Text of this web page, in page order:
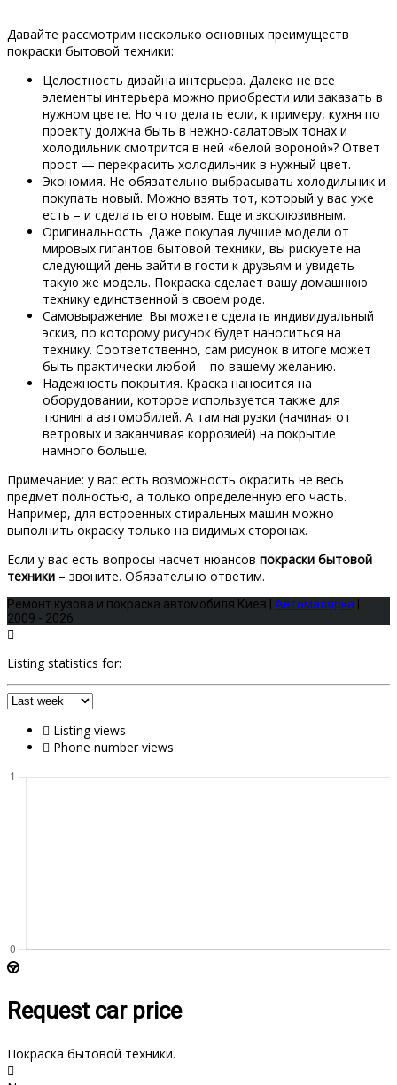
Давайте рассмотрим несколько основных преимуществ
покраски бытовой техники:
Целостность дизайна интерьера. Далеко не все
элементы интерьера можно приобрести или заказать в
нужном цвете. Но что делать если, к примеру, кухня по
проекту должна быть в нежно-салатовых тонах и
холодильник смотрится в ней «белой вороной»? Ответ
прост — перекрасить холодильник в нужный цвет.
Экономия. Не обязательно выбрасывать холодильник и
покупать новый. Можно взять тот, который у вас уже
есть – и сделать его новым. Еще и эксклюзивным.
Оригинальность. Даже покупая лучшие модели от
мировых гигантов бытовой техники, вы рискуете на
следующий день зайти в гости к друзьям и увидеть
такую же модель. Покраска сделает вашу домашнюю
технику единственной в своем роде.
Самовыражение. Вы можете сделать индивидуальный
эскиз, по которому рисунок будет наноситься на
технику. Соответственно, сам рисунок в итоге может
быть практически любой – по вашему желанию.
Надежность покрытия. Краска наносится на
оборудовании, которое используется также для
тюнинга автомобилей. А там нагрузки (начиная от
ветровых и заканчивая коррозией) на покрытие
намного больше.
Примечание: у вас есть возможность окрасить не весь
предмет полностью, а только определенную его часть.
Например, для встроенных стиральных машин можно
выполнить окраску только на видимых сторонах.
Если у вас есть вопросы насчет нюансов покраски бытовой
техники – звоните. Обязательно ответим.
Ремонт кузова и покраска автомобиля Киев | Автомалярка
2009 - 2026
Listing statistics for:
Listing views
Phone number views
Request car price
Покраска бытовой техники.